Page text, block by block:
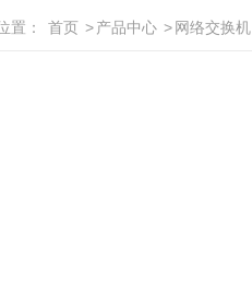
置： 首页 >产品中心 > 网络交换机